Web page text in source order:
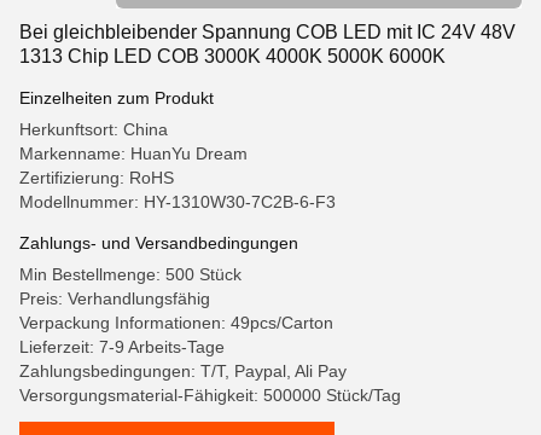
Bei gleichbleibender Spannung COB LED mit IC 24V 48V
1313 Chip LED COB 3000K 4000K 5000K 6000K
Einzelheiten zum Produkt
Herkunftsort: China
Markenname: HuanYu Dream
Zertifizierung: RoHS
Modellnummer: HY-1310W30-7C2B-6-F3
Zahlungs- und Versandbedingungen
Min Bestellmenge: 500 Stück
Preis: Verhandlungsfähig
Verpackung Informationen: 49pcs/Carton
Lieferzeit: 7-9 Arbeits-Tage
Zahlungsbedingungen: T/T, Paypal, Ali Pay
Versorgungsmaterial-Fähigkeit: 500000 Stück/Tag